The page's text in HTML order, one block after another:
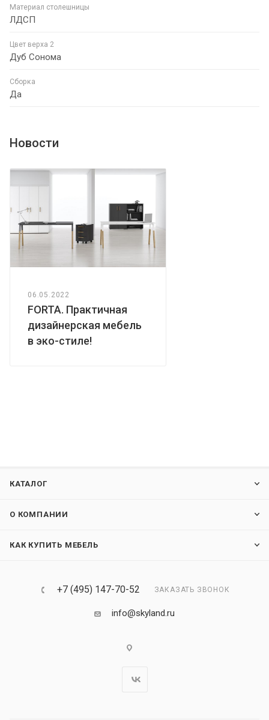
Материал столешницы
ЛДСП
Цвет верха 2
Дуб Сонома
Сборка
Да
Новости
06.05.2022
FORTA. Практичная
дизайнерская мебель
в эко-стиле!
КАТАЛОГ
О КОМПАНИИ
КАК КУПИТЬ МЕБЕЛЬ
+7 (495) 147-70-52 ЗАКАЗАТЬ ЗВОНОК
info@skyland.ru